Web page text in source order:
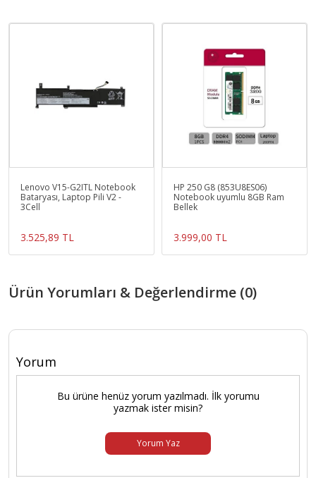
Lenovo V15-G2ITL Notebook
Bataryası, Laptop Pili V2 -
3Cell
3.525,89 TL
HP 250 G8 (853U8ES06)
Notebook uyumlu 8GB Ram
Bellek
3.999,00 TL
Ürün Yorumları & Değerlendirme (0)
Yorum
Bu ürüne henüz yorum yazılmadı. İlk yorumu
yazmak ister misin?
Yorum Yaz